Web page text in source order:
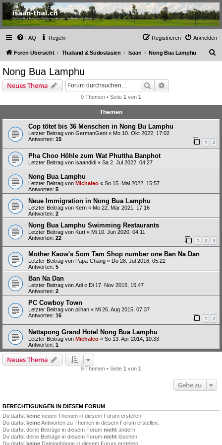
Thailand & Isaan Forum
- isaan-thai.ch
Das freundliche Forum über Thailand und den Isaan - von Membern für Member
FAQ Regeln Anmelden
Registrieren
Foren-Übersicht Thailand & Südostasien Isaan Nong Bua Lamphu
Nong Bua Lamphu
Neues Thema Suche
9 Themen • Seite 1 von 1
Themen
Cop tötet bis 36 Menschen in Nong Bu Lamphu
Letzter Beitrag von GermanGent « Mo 10. Okt 2022, 17:02
Antworten: 15 1 2
Pha Choo Höhle zum Wat Phuttha Banphot
Letzter Beitrag von isaandidi « Sa 2. Jul 2022, 04:27
Nong Bua Lamphu
Letzter Beitrag von Michaleo « So 15. Mai 2022, 15:57
Antworten: 5
Neue Immigration in Nong Bua Lamphu
Letzter Beitrag von Kern « Mo 22. Mär 2021, 17:16
Antworten: 2
Nong Bua Lamphu Swimming Restaurants
Letzter Beitrag von Kurt « Mi 10. Jun 2020, 04:11
Antworten: 22 1 2 3
Mother Kaow's Som Tam Shop number one Ban Na Dan
Letzter Beitrag von Papa-Chang « Do 28. Jul 2016, 05:22
Antworten: 5
Ban Na Dan
Letzter Beitrag von Adi « Di 17. Nov 2015, 15:47
Antworten: 2
PC Cowboy Town
Letzter Beitrag von piihan « Mi 26. Aug 2015, 07:37
Antworten: 16 1 2
Nattapong Grand Hotel Nong Bua Lamphu
Letzter Beitrag von Michaleo « So 13. Apr 2014, 10:33
Antworten: 1
Neues Thema
9 Themen • Seite 1 von 1
Gehe zu
BERECHTIGUNGEN IN DIESEM FORUM
Du darfst keine neuen Themen in diesem Forum erstellen.
Du darfst keineAntworten zu Themen in diesem Forum erstellen.
Du darfst deine Beiträge in diesem Forum nicht ändern.
Du darfst deine Beiträge in diesem Forum nicht löschen.
Du darfst keine Dateianhänge in diesem Forum erstellen.